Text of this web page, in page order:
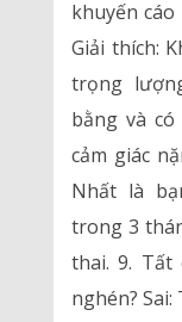
khuyến
Giải thích:
trọng
bằng và
cảm giác
Nhất là
trong 3
thai. 9. Tất
nghén?